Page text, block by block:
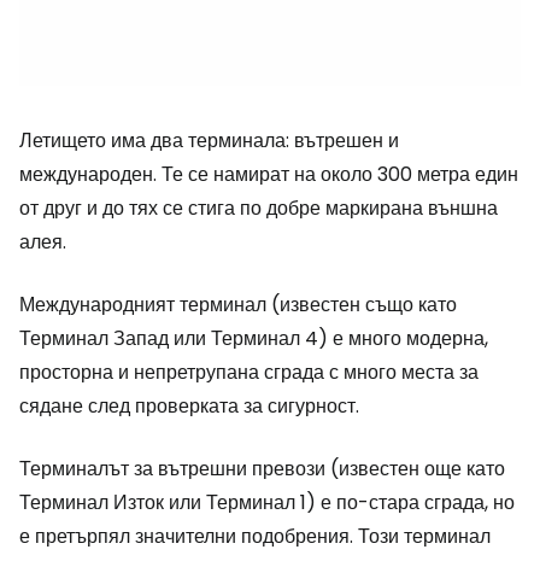
Летището има два терминала: вътрешен и
международен. Те се намират на около 300 метра един
от друг и до тях се стига по добре маркирана външна
алея.
Международният терминал (известен също като
Терминал Запад или Терминал 4) е много модерна,
просторна и непретрупана сграда с много места за
сядане след проверката за сигурност.
Терминалът за вътрешни превози (известен още като
Терминал Изток или Терминал 1) е по-стара сграда, но
е претърпял значителни подобрения. Този терминал